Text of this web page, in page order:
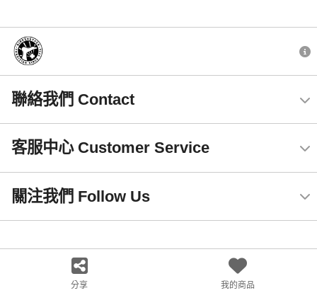
聯絡我們 Contact
客服中心 Customer Service
關注我們 Follow Us
分享 我的商品